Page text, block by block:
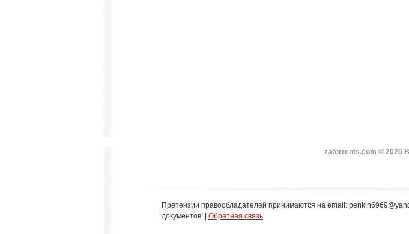
zatorrents.com © 2026
Претензии правообладателей принимаются на email:
документов! | Обратная связь